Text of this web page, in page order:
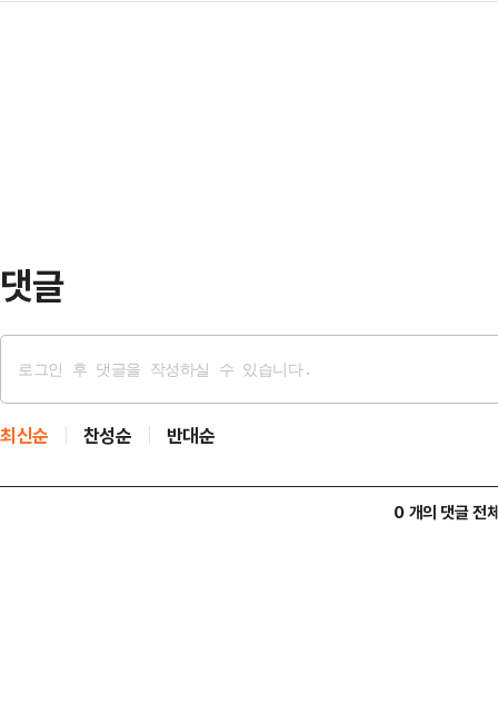
댓글
최신순 찬성순 반대순
0 개의 댓글 전